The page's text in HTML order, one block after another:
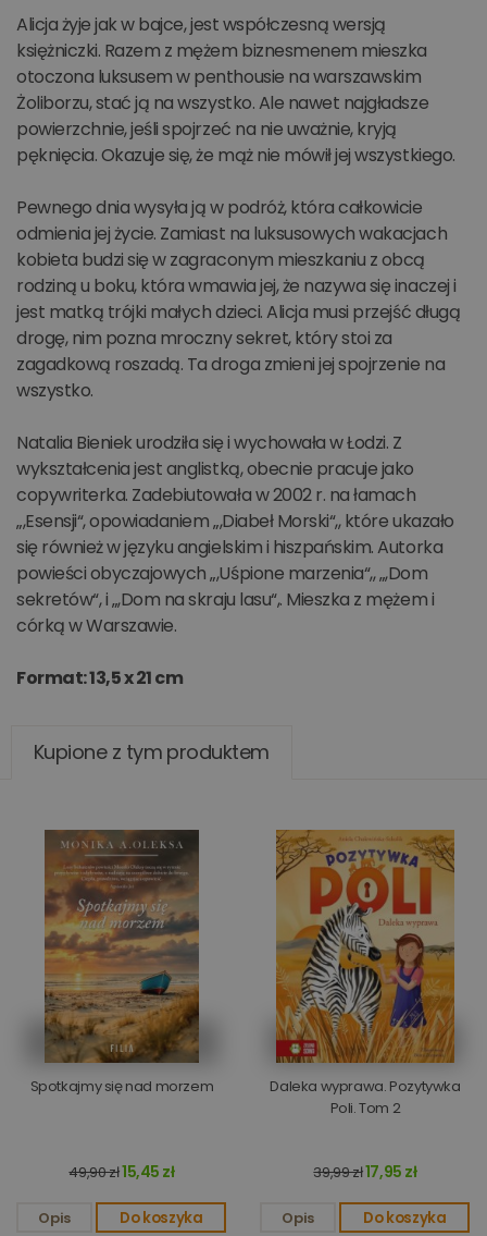
Alicja żyje jak w bajce, jest współczesną wersją
księżniczki. Razem z mężem biznesmenem mieszka
otoczona luksusem w penthousie na warszawskim
Żoliborzu, stać ją na wszystko. Ale nawet najgładsze
powierzchnie, jeśli spojrzeć na nie uważnie, kryją
pęknięcia. Okazuje się, że mąż nie mówił jej wszystkiego.
Pewnego dnia wysyła ją w podróż, która całkowicie
odmienia jej życie. Zamiast na luksusowych wakacjach
kobieta budzi się w zagraconym mieszkaniu z obcą
rodziną u boku, która wmawia jej, że nazywa się inaczej i
jest matką trójki małych dzieci. Alicja musi przejść długą
drogę, nim pozna mroczny sekret, który stoi za
zagadkową roszadą. Ta droga zmieni jej spojrzenie na
wszystko.
Natalia Bieniek urodziła się i wychowała w Łodzi. Z
wykształcenia jest anglistką, obecnie pracuje jako
copywriterka. Zadebiutowała w 2002 r. na łamach
„,Esensji“, opowiadaniem „,Diabeł Morski“,, które ukazało
się również w języku angielskim i hiszpańskim. Autorka
powieści obyczajowych „,Uśpione marzenia“,, „,Dom
sekretów“, i „,Dom na skraju lasu“,. Mieszka z mężem i
córką w Warszawie.
Format: 13,5 x 21 cm
Kupione z tym produktem
Spotkajmy się nad morzem
49,90 zł15,45 zł
Opis Do koszyka
Daleka wyprawa. Pozytywka
Poli. Tom 2
39,99 zł17,95 zł
Opis Do koszyka